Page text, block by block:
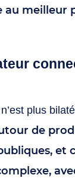
au meilleur
plus
de
et